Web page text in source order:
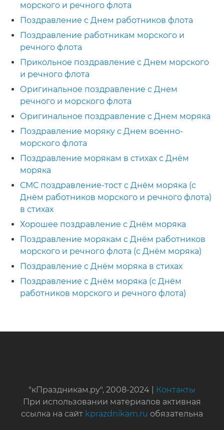
морского и речного флота
Поздравление с Днем работников флота
Поздравление работникам морского и
речного флота
Прикольное поздравление с Днем морского
и речного флота
Оригинальное поздравление с Днем
речного и морского флота
Оригинальное поздравление с Днем моряка
Поздравление моряку с Днем военно-
морского флота
Поздравление морякам в стихах с Днём
моряка
СМС поздравление-тост с Днём моряка (с
Днём работников морского и речного флота)
в стихах
Хорошее поздравление с Днём моряка
Поздравление морякам с Днём работников
морского и речного флота (с Днём моряка)
Поздравление с Днём моряка в стихах
Поздравление с Днём моряка (с Днём
работников морского и речного флота)
"кПраздникам.ру", 2008-2024 |
Контакты
При использовании материалов активная
ссылка на сайт kprazdnikam.ru обязательна